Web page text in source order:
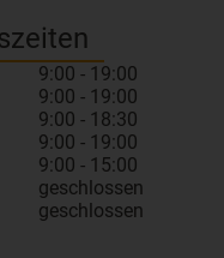
9:00 - 19:00
9:00 - 19:00
9:00 - 18:30
9:00 - 19:00
9:00 - 15:00
geschlossen
geschlossen